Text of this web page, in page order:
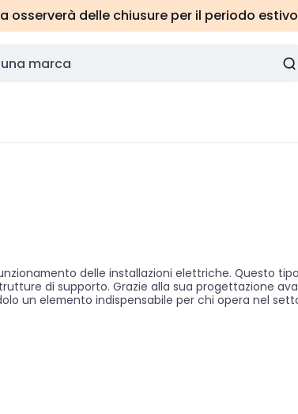
osserverà delle chiusure per il periodo
delle installazioni elettriche. Questo
di supporto. Grazie alla sua progettazione
un elemento indispensabile per chi opera nel